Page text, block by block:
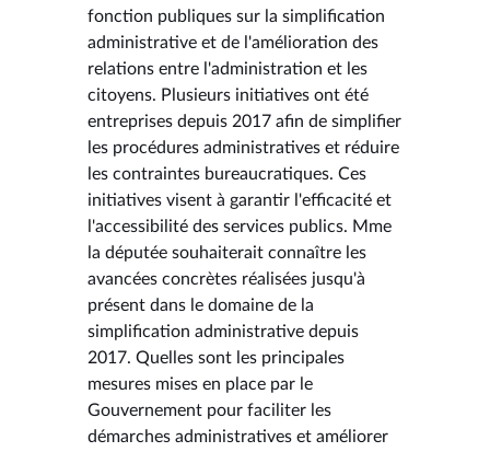
fonction publiques sur la simplification
administrative et de l'amélioration des
relations entre l'administration et les
citoyens. Plusieurs initiatives ont été
entreprises depuis 2017 afin de simplifier
les procédures administratives et réduire
les contraintes bureaucratiques. Ces
initiatives visent à garantir l'efficacité et
l'accessibilité des services publics. Mme
la députée souhaiterait connaître les
avancées concrètes réalisées jusqu'à
présent dans le domaine de la
simplification administrative depuis
2017. Quelles sont les principales
mesures mises en place par le
Gouvernement pour faciliter les
démarches administratives et améliorer